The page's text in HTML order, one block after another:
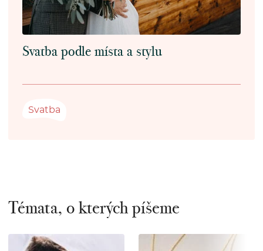
Svatba podle místa a stylu
Svatba
Témata, o kterých píšeme